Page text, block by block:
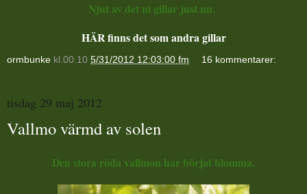
Njut av det ni gillar just nu.
HÄR finns det som andra gillar
ormbunke kl.00.10 5/31/2012 12:03:00 fm 16 kommentarer:
tisdag 29 maj 2012
Vallmo värmd av solen
Den stora röda vallmon har börjat blomma.